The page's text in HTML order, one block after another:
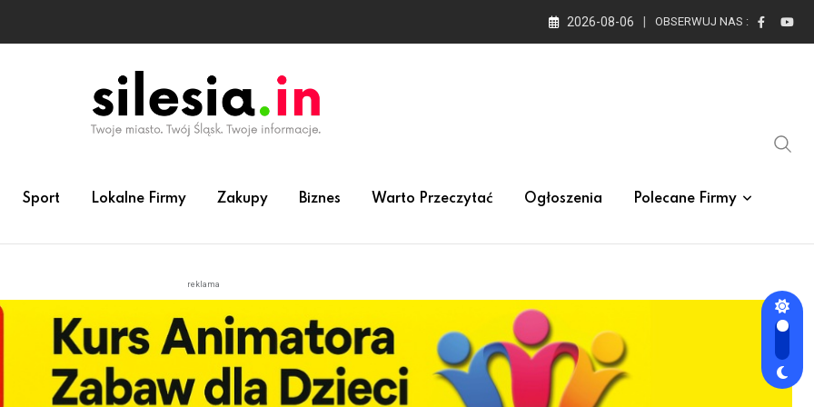
2026-08-06 OBSERWUJ NAS :
Sport Lokalne Firmy Zakupy Biznes Warto Przeczytać Ogłoszenia Polecane Firmy
reklama